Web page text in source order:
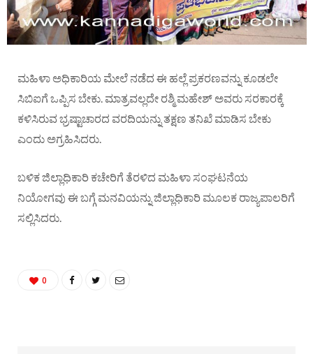
ಮಹಿಳಾ ಅಧಿಕಾರಿಯ ಮೇಲೆ ನಡೆದ ಈ ಹಲ್ಲೆ ಪ್ರಕರಣವನ್ನು ಕೂಡಲೇ
ಸಿಬಿ‌ಐಗೆ ಒಪ್ಪಿಸ ಬೇಕು. ಮಾತ್ರವಲ್ಲದೇ ರಶ್ಮಿ ಮಹೇಶ್ ಅವರು ಸರಕಾರಕ್ಕೆ
ಕಳಿಸಿರುವ ಭ್ರಷ್ಟಾಚಾರದ ವರದಿಯನ್ನು ತಕ್ಷಣ ತನಿಖೆ ಮಾಡಿಸ ಬೇಕು
ಎಂದು ಅಗ್ರಹಿಸಿದರು.
ಬಳಿಕ ಜಿಲ್ಲಾಧಿಕಾರಿ ಕಚೇರಿಗೆ ತೆರಳಿದ ಮಹಿಳಾ ಸಂಘಟನೆಯ
ನಿಯೋಗವು ಈ ಬಗ್ಗೆ ಮನವಿಯನ್ನು ಜಿಲ್ಲಾಧಿಕಾರಿ ಮೂಲಕ ರಾಜ್ಯಪಾಲರಿಗೆ
ಸಲ್ಲಿಸಿದರು.
0